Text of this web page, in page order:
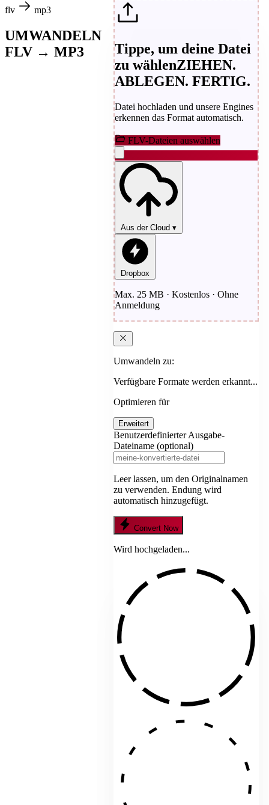
flv mp3
UMWANDELN
FLV → MP3
Tippe, um deine Datei
zu wählenZIEHEN.
ABLEGEN. FERTIG.
Datei hochladen und unsere Engines
erkennen das Format automatisch.
FLV-Dateien auswählen
Aus der Cloud ▾
Dropbox
Max. 25 MB · Kostenlos · Ohne
Anmeldung
Umwandeln zu:
Verfügbare Formate werden erkannt...
Optimieren für
Erweitert
Benutzerdefinierter Ausgabe-
Dateiname (optional)
Leer lassen, um den Originalnamen
zu verwenden. Endung wird
automatisch hinzugefügt.
Convert Now
Wird hochgeladen...